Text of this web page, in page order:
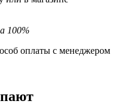
100%
оплаты с менеджером